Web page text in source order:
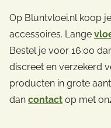
Op Bluntvloei.nl koop
accessoires. Lange
Bestel je voor 16:00
discreet en verzekerd
producten in grote
dan contact op met